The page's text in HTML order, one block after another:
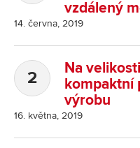
vzdálený
14. června, 2019
Na
kompaktní
výrobu
16. května, 2019